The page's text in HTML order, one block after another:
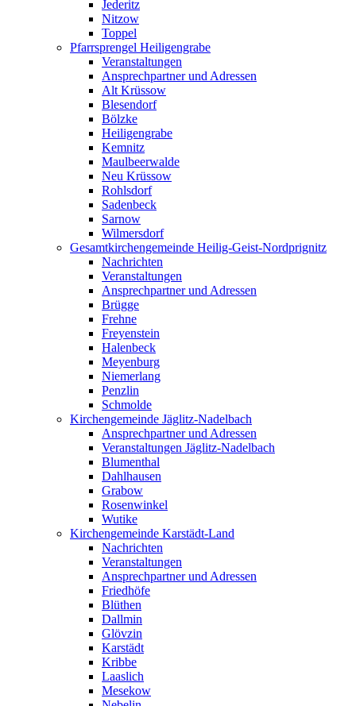
Jederitz
Nitzow
Toppel
Pfarrsprengel Heiligengrabe
Veranstaltungen
Ansprechpartner und Adressen
Alt Krüssow
Blesendorf
Bölzke
Heiligengrabe
Kemnitz
Maulbeerwalde
Neu Krüssow
Rohlsdorf
Sadenbeck
Sarnow
Wilmersdorf
Gesamtkirchengemeinde Heilig-Geist-Nordprignitz
Nachrichten
Veranstaltungen
Ansprechpartner und Adressen
Brügge
Frehne
Freyenstein
Halenbeck
Meyenburg
Niemerlang
Penzlin
Schmolde
Kirchengemeinde Jäglitz-Nadelbach
Ansprechpartner und Adressen
Veranstaltungen Jäglitz-Nadelbach
Blumenthal
Dahlhausen
Grabow
Rosenwinkel
Wutike
Kirchengemeinde Karstädt-Land
Nachrichten
Veranstaltungen
Ansprechpartner und Adressen
Friedhöfe
Blüthen
Dallmin
Glövzin
Karstädt
Kribbe
Laaslich
Mesekow